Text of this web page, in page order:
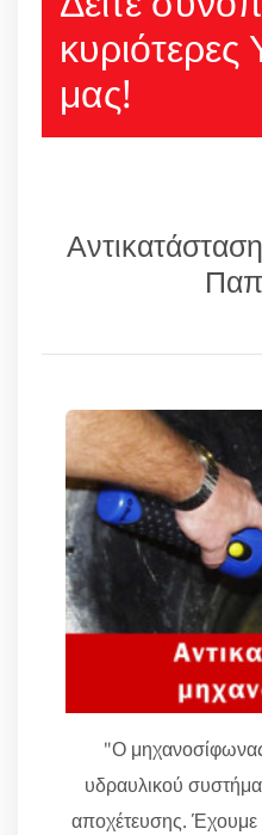
κυριότερες
μας!
"Ο μηχανοσίφωνας
υδραυλικού
αποχέτευσης. Έχουμε